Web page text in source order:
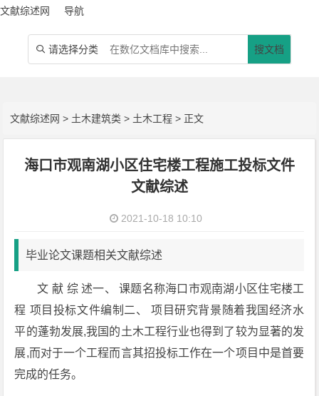
文献综述网 导航
 请选择分类 搜文档
文献综述网 > 土木建筑类 > 土木工程 > 正文
海口市观南湖小区住宅楼工程施工投标文件
文献综述
2021-10-18 10:10
毕业论文课题相关文献综述
文 献 综 述一、 课题名称海口市观南湖小区住宅楼工
程 项目投标文件编制二、 项目研究背景随着我国经济水
平的蓬勃发展,我国的土木工程行业也得到了较为显著的发
展,而对于一个工程而言其招投标工作在一个项目中是首要
完成的任务。